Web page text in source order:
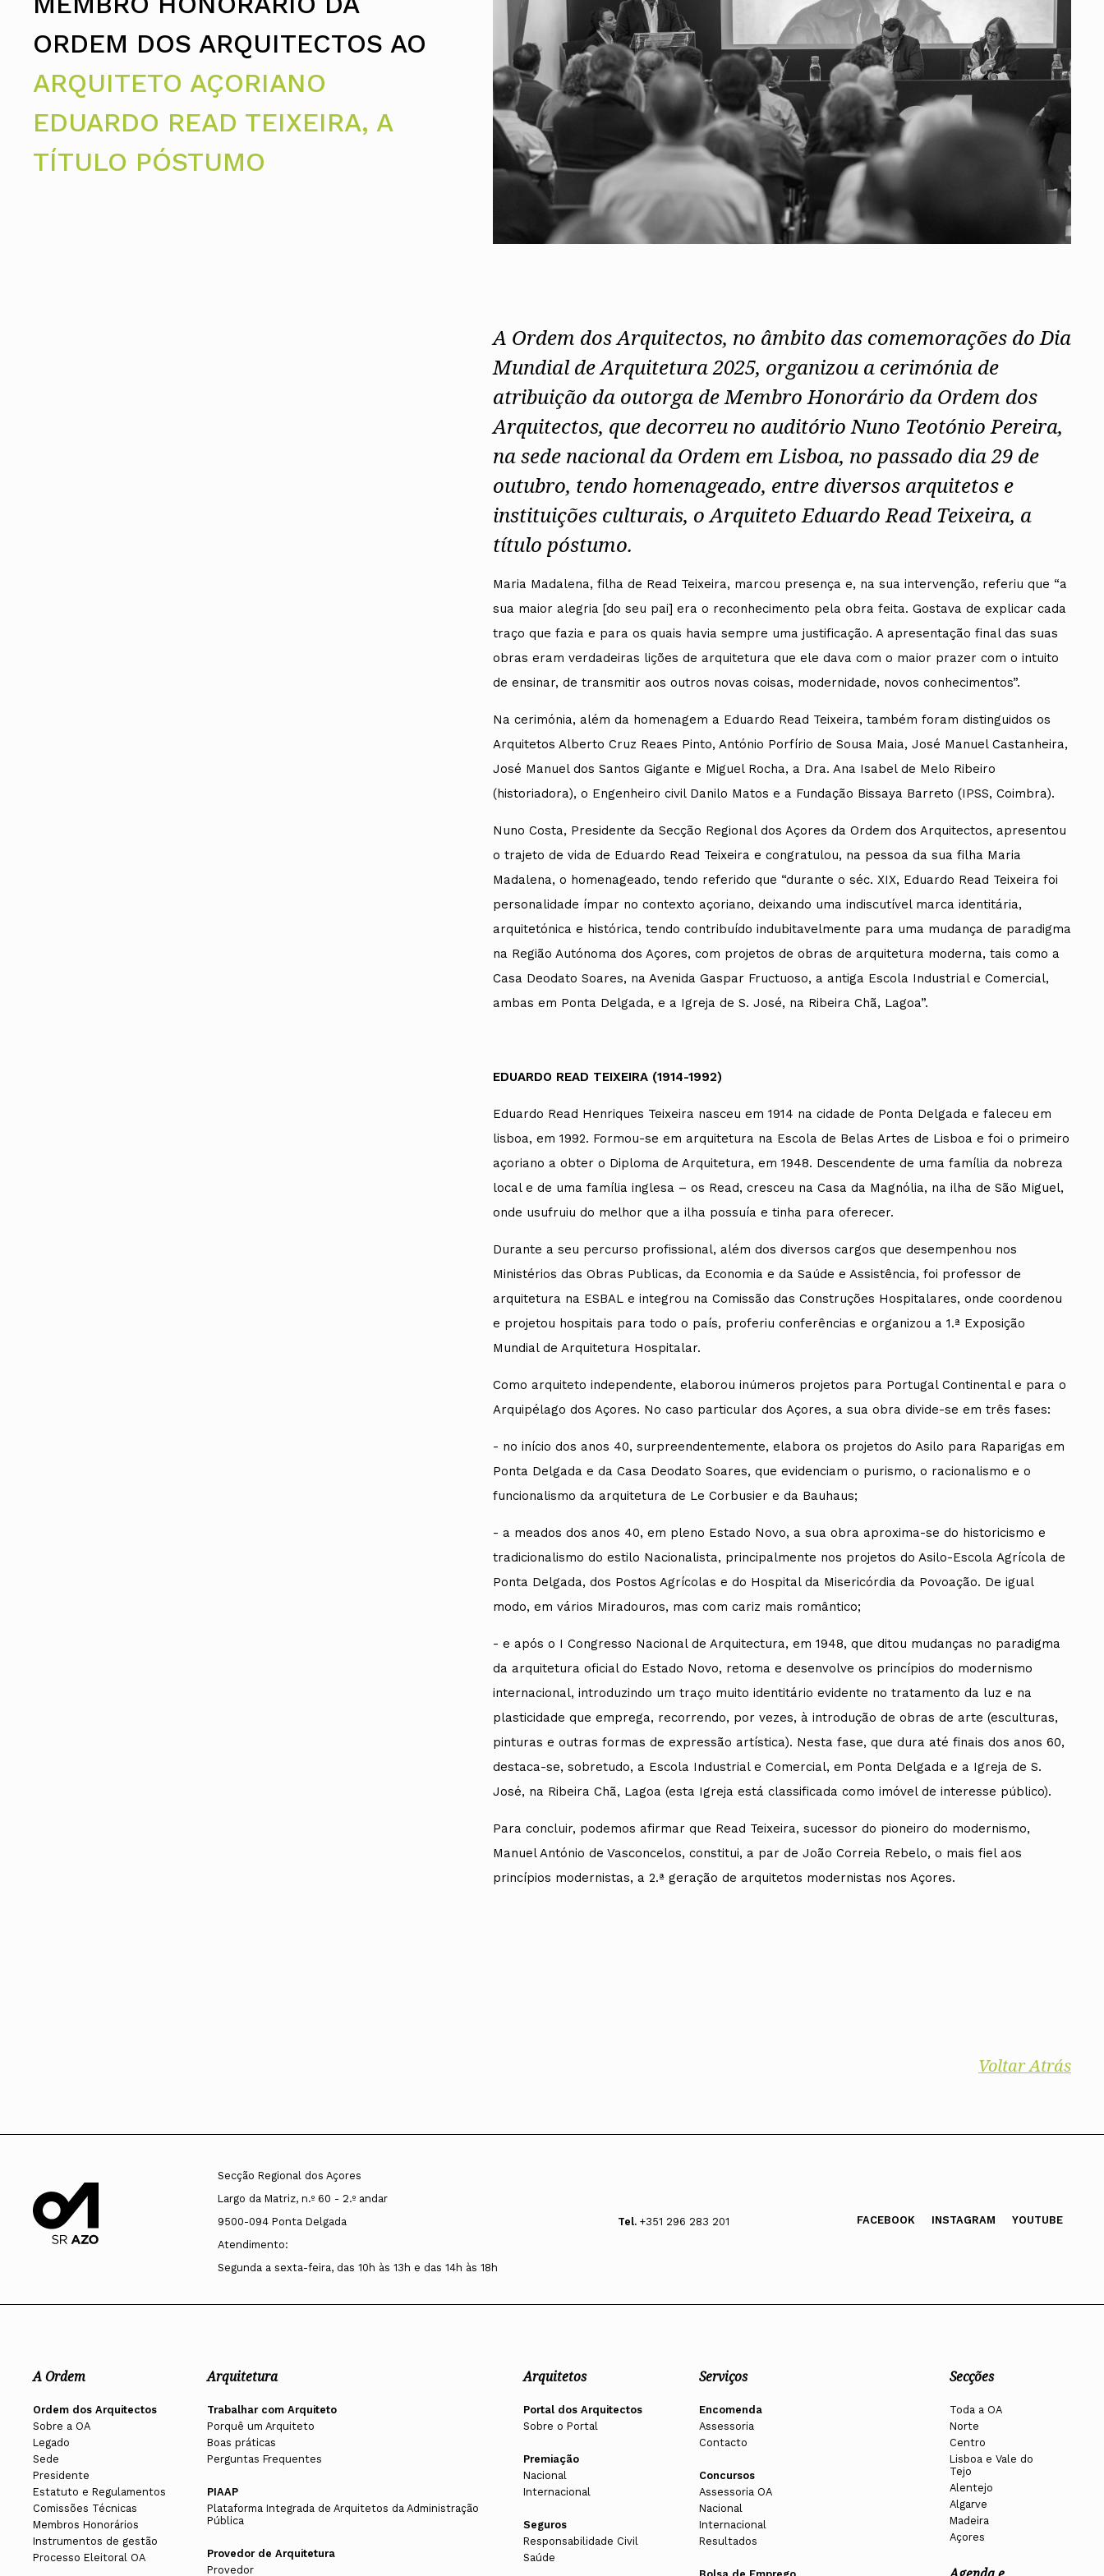
Conselho Diretivo Nacional
Conselho de Disciplina Nacional
Conselho Fiscal
Algarve
Madeira
Açores
Comunicados
Toda a OA
Norte
Centro
Lisboa e Vale do Tejo
Algarve
Madeira
Açores
ORDEM DOS ARQUITECTOS AO
ARQUITETO AÇORIANO
EDUARDO READ TEIXEIRA, A
TÍTULO PÓSTUMO
A Ordem dos Arquitectos, no âmbito das comemorações do Dia
Mundial de Arquitetura 2025, organizou a cerimónia de
atribuição da outorga de Membro Honorário da Ordem dos
Arquitectos, que decorreu no auditório Nuno Teotónio Pereira,
na sede nacional da Ordem em Lisboa, no passado dia 29 de
outubro, tendo homenageado, entre diversos arquitetos e
instituições culturais, o Arquiteto Eduardo Read Teixeira, a
título póstumo.
Maria Madalena, filha de Read Teixeira, marcou presença e, na sua intervenção, referiu que “a
sua maior alegria [do seu pai] era o reconhecimento pela obra feita. Gostava de explicar cada
traço que fazia e para os quais havia sempre uma justificação. A apresentação final das suas
obras eram verdadeiras lições de arquitetura que ele dava com o maior prazer com o intuito
de ensinar, de transmitir aos outros novas coisas, modernidade, novos conhecimentos”.
Na cerimónia, além da homenagem a Eduardo Read Teixeira, também foram distinguidos os
Arquitetos Alberto Cruz Reaes Pinto, António Porfírio de Sousa Maia, José Manuel Castanheira,
José Manuel dos Santos Gigante e Miguel Rocha, a Dra. Ana Isabel de Melo Ribeiro
(historiadora), o Engenheiro civil Danilo Matos e a Fundação Bissaya Barreto (IPSS, Coimbra).
Nuno Costa, Presidente da Secção Regional dos Açores da Ordem dos Arquitectos, apresentou
o trajeto de vida de Eduardo Read Teixeira e congratulou, na pessoa da sua filha Maria
Madalena, o homenageado, tendo referido que “durante o séc. XIX, Eduardo Read Teixeira foi
personalidade ímpar no contexto açoriano, deixando uma indiscutível marca identitária,
arquitetónica e histórica, tendo contribuído indubitavelmente para uma mudança de paradigma
na Região Autónoma dos Açores, com projetos de obras de arquitetura moderna, tais como a
Casa Deodato Soares, na Avenida Gaspar Fructuoso, a antiga Escola Industrial e Comercial,
ambas em Ponta Delgada, e a Igreja de S. José, na Ribeira Chã, Lagoa”.
EDUARDO READ TEIXEIRA (1914-1992)
Eduardo Read Henriques Teixeira nasceu em 1914 na cidade de Ponta Delgada e faleceu em
lisboa, em 1992. Formou-se em arquitetura na Escola de Belas Artes de Lisboa e foi o primeiro
açoriano a obter o Diploma de Arquitetura, em 1948. Descendente de uma família da nobreza
local e de uma família inglesa – os Read, cresceu na Casa da Magnólia, na ilha de São Miguel,
onde usufruiu do melhor que a ilha possuía e tinha para oferecer.
Durante a seu percurso profissional, além dos diversos cargos que desempenhou nos
Ministérios das Obras Publicas, da Economia e da Saúde e Assistência, foi professor de
arquitetura na ESBAL e integrou na Comissão das Construções Hospitalares, onde coordenou
e projetou hospitais para todo o país, proferiu conferências e organizou a 1.ª Exposição
Mundial de Arquitetura Hospitalar.
Como arquiteto independente, elaborou inúmeros projetos para Portugal Continental e para o
Arquipélago dos Açores. No caso particular dos Açores, a sua obra divide-se em três fases:
- no início dos anos 40, surpreendentemente, elabora os projetos do Asilo para Raparigas em
Ponta Delgada e da Casa Deodato Soares, que evidenciam o purismo, o racionalismo e o
funcionalismo da arquitetura de Le Corbusier e da Bauhaus;
- a meados dos anos 40, em pleno Estado Novo, a sua obra aproxima-se do historicismo e
tradicionalismo do estilo Nacionalista, principalmente nos projetos do Asilo-Escola Agrícola de
Ponta Delgada, dos Postos Agrícolas e do Hospital da Misericórdia da Povoação. De igual
modo, em vários Miradouros, mas com cariz mais romântico;
- e após o I Congresso Nacional de Arquitectura, em 1948, que ditou mudanças no paradigma
da arquitetura oficial do Estado Novo, retoma e desenvolve os princípios do modernismo
internacional, introduzindo um traço muito identitário evidente no tratamento da luz e na
plasticidade que emprega, recorrendo, por vezes, à introdução de obras de arte (esculturas,
pinturas e outras formas de expressão artística). Nesta fase, que dura até finais dos anos 60,
destaca-se, sobretudo, a Escola Industrial e Comercial, em Ponta Delgada e a Igreja de S.
José, na Ribeira Chã, Lagoa (esta Igreja está classificada como imóvel de interesse público).
Para concluir, podemos afirmar que Read Teixeira, sucessor do pioneiro do modernismo,
Manuel António de Vasconcelos, constitui, a par de João Correia Rebelo, o mais fiel aos
princípios modernistas, a 2.ª geração de arquitetos modernistas nos Açores.
Voltar Atrás
Secção Regional dos Açores
Largo da Matriz, n.º 60 - 2.º andar
9500-094 Ponta Delgada
Atendimento:
Segunda a sexta-feira, das 10h às 13h e das 14h às 18h
Tel. +351 296 283 201 FACEBOOK INSTAGRAM YOUTUBE
A Ordem
Ordem dos Arquitectos
Sobre a OA
Legado
Sede
Presidente
Estatuto e Regulamentos
Comissões Técnicas
Membros Honorários
Instrumentos de gestão
Processo Eleitoral OA
Arquitetura
Trabalhar com Arquiteto
Porquê um Arquiteto
Boas práticas
Perguntas Frequentes
PIAAP
Plataforma Integrada de Arquitetos da Administração
Pública
Provedor de Arquitetura
Provedor
Arquitetos
Portal dos Arquitectos
Sobre o Portal
Premiação
Nacional
Internacional
Seguros
Responsabilidade Civil
Saúde
Serviços
Encomenda
Assessoria
Contacto
Concursos
Assessoria OA
Nacional
Internacional
Resultados
Secções
Toda a OA
Norte
Centro
Lisboa e Vale do
Tejo
Alentejo
Algarve
Madeira
Açores